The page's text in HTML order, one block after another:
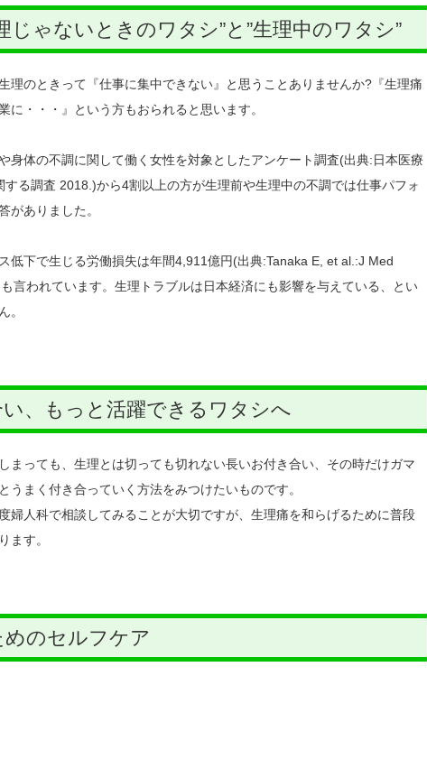
じゃないときのワタシ”と”生理中のワタシ”
理のときって『仕事に集中できない』と思うことありませんか?『生理痛
に・・・』という方もおられると思います。
身体の不調に関して働く女性を対象としたアンケート調査(出典:日本医療
る調査 2018.)から4割以上の方が生理前や生理中の不調では仕事パフォ
がありました。
低下で生じる労働損失は年間4,911億円(出典:Tanaka E, et al.:J Med
言われています。生理トラブルは日本経済にも影響を与えている、とい
。
、もっと活躍できるワタシへ
まっても、生理とは切っても切れない長いお付き合い、その時だけガマ
うまく付き合っていく方法をみつけたいものです。
婦人科で相談してみることが大切ですが、生理痛を和らげるために普段
ます。
のセルフケア